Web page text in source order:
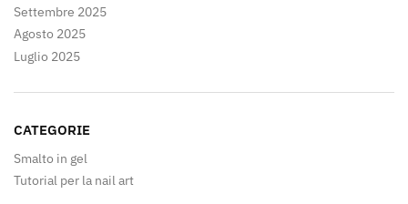
Settembre 2025
Agosto 2025
Luglio 2025
CATEGORIE
Smalto in gel
Tutorial per la nail art